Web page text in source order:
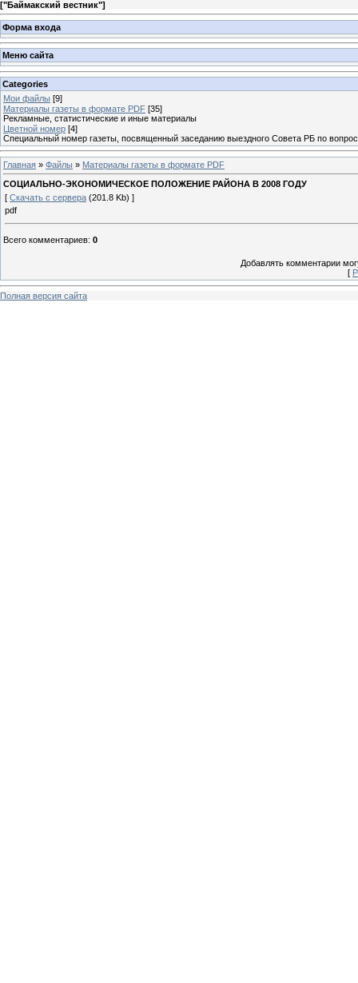
["Баймакский вестник"]
Форма входа
Меню сайта
Categories
Мои файлы [9]
Материалы газеты в формате PDF [35]
Рекламные, статистические и иные материалы
Цветной номер [4]
Специальный номер газеты, посвященный заседанию выездного Совета РБ по
Главная » Файлы » Материалы газеты в формате PDF
СОЦИАЛЬНО-ЭКОНОМИЧЕСКОЕ ПОЛОЖЕНИЕ РАЙОНА В 2008 ГОДУ
[ Скачать с сервера (201.8 Kb) ]
pdf
Всего комментариев: 0
Добавлять комментарии
[
Полная версия сайта